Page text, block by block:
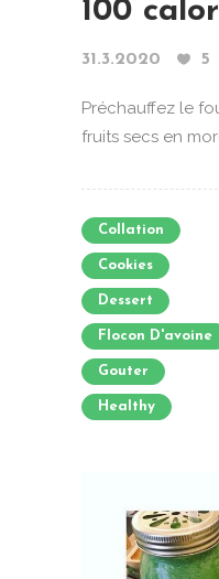
100
31.3.2020 5
Préchauffez le
fruits secs en
Collation
Cookies
Dessert
Flocon D'avoine
Gouter
Healthy